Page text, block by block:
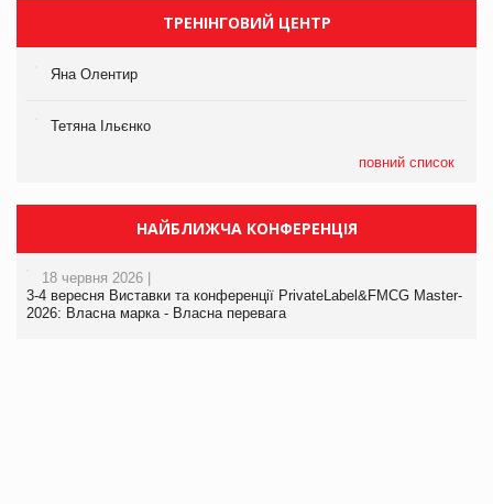
ТРЕНІНГОВИЙ ЦЕНТР
Яна Олентир
Тетяна Ільєнко
повний список
НАЙБЛИЖЧА КОНФЕРЕНЦІЯ
18 червня 2026 |
3-4 вересня Виставки та конференції PrivateLabel&FMCG Master-
2026: Власна марка - Власна перевага